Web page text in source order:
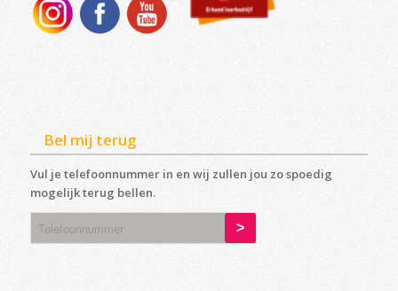
Bel mij terug
Vul je telefoonnummer in en wij zullen jou zo spoedig
mogelijk terug bellen.